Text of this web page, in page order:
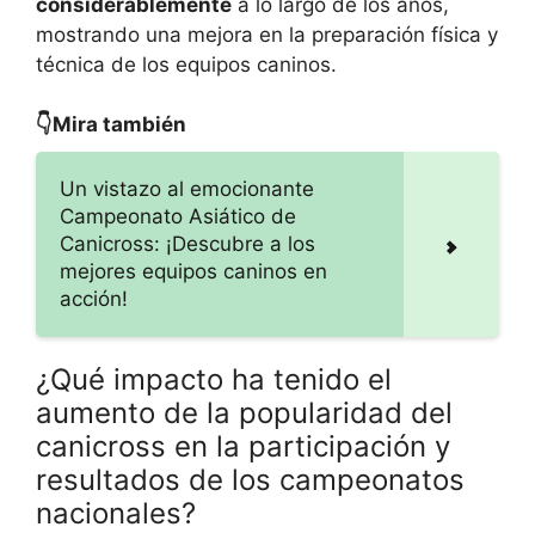
mostrando una mejora en la preparación física y
técnica de los equipos caninos.
👇Mira también
Un vistazo al emocionante
Campeonato Asiático de
Canicross: ¡Descubre a los
mejores equipos caninos en
acción!
¿Qué impacto ha tenido el
aumento de la popularidad del
canicross en la participación y
resultados de los campeonatos
nacionales?